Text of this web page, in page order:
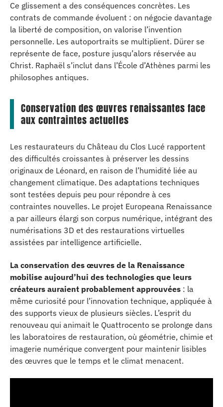
Ce glissement a des conséquences concrètes. Les
contrats de commande évoluent : on négocie davantage
la liberté de composition, on valorise l’invention
personnelle. Les autoportraits se multiplient. Dürer se
représente de face, posture jusqu’alors réservée au
Christ. Raphaël s’inclut dans l’École d’Athènes parmi les
philosophes antiques.
Conservation des œuvres renaissantes face
aux contraintes actuelles
Les restaurateurs du Château du Clos Lucé rapportent
des difficultés croissantes à préserver les dessins
originaux de Léonard, en raison de l’humidité liée au
changement climatique. Des adaptations techniques
sont testées depuis peu pour répondre à ces
contraintes nouvelles. Le projet Europeana Renaissance
a par ailleurs élargi son corpus numérique, intégrant des
numérisations 3D et des restaurations virtuelles
assistées par intelligence artificielle.
La conservation des œuvres de la Renaissance
mobilise aujourd’hui des technologies que leurs
créateurs auraient probablement approuvées : la
même curiosité pour l’innovation technique, appliquée à
des supports vieux de plusieurs siècles. L’esprit du
renouveau qui animait le Quattrocento se prolonge dans
les laboratoires de restauration, où géométrie, chimie et
imagerie numérique convergent pour maintenir lisibles
des œuvres que le temps et le climat menacent.